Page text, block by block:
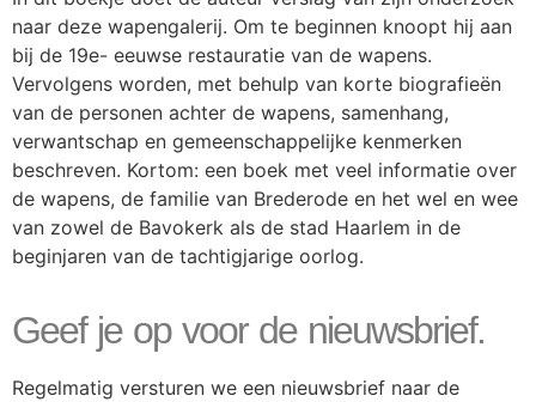
naar deze wapengalerij. Om te beginnen knoopt hij aan
bij de 19e- eeuwse restauratie van de wapens.
Vervolgens worden, met behulp van korte biografieën
van de personen achter de wapens, samenhang,
verwantschap en gemeenschappelijke kenmerken
beschreven. Kortom: een boek met veel informatie over
de wapens, de familie van Brederode en het wel en wee
van zowel de Bavokerk als de stad Haarlem in de
beginjaren van de tachtigjarige oorlog.
Geef je op voor de nieuwsbrief.
Regelmatig versturen we een nieuwsbrief naar de